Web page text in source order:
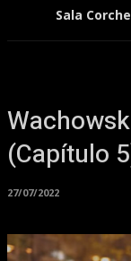
Sala
(Capítulo
27/07/2022